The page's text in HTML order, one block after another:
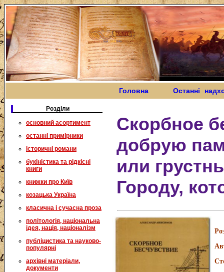
Головна Останні
Розділи
основний асортимент
останні примірники
історичні романи
букіністика та рідкісні
книги
книжки про Київ
козацька Україна
класична і сучасна проза
політологія, національна
ідея, нація, націоналізм
публіцистика та науково-
популярні
архівні матеріали,
документи
Скорбное
добрую
или
Городу,